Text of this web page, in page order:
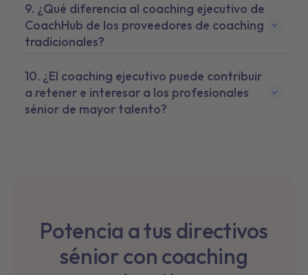
¿Qué diferencia al coaching ejecutivo de
CoachHub de los proveedores de coaching
tradicionales?
¿El coaching ejecutivo puede contribuir
a retener e interesar a los profesionales
sénior de mayor talento?
Potencia a tus directivos
sénior con coaching